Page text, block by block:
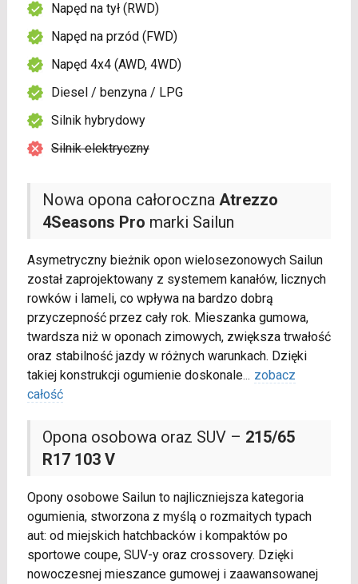
Nowa opona całoroczna Atrezzo
4Seasons Pro marki Sailun
Asymetryczny bieżnik opon wielosezonowych Sailun
został zaprojektowany z systemem kanałów, licznych
rowków i lameli, co wpływa na bardzo dobrą
przyczepność przez cały rok. Mieszanka gumowa,
twardsza niż w oponach zimowych, zwiększa trwałość
oraz stabilność jazdy w różnych warunkach. Dzięki
takiej konstrukcji ogumienie doskonale... zobacz
całość
Opona osobowa oraz SUV – 215/65
R17 103 V
Opony osobowe Sailun to najliczniejsza kategoria
ogumienia, stworzona z myślą o rozmaitych typach
aut: od miejskich hatchbacków i kompaktów po
sportowe coupe, SUV-y oraz crossovery. Dzięki
nowoczesnej mieszance gumowej i zaawansowanej
Napęd na tył (RWD)
Napęd na przód (FWD)
Napęd 4x4 (AWD, 4WD)
Diesel / benzyna / LPG
Silnik hybrydowy
Silnik elektryczny